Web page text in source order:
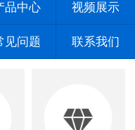
品中心 视频展示
见问题 联系我们